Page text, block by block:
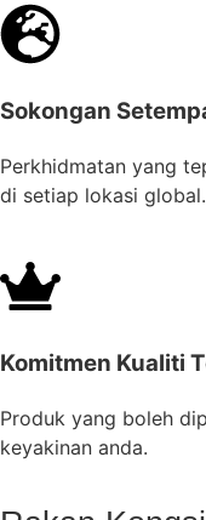
Sokongan
Perkhidmatan yang
di setiap lokasi global.
Komitmen Kualiti
Produk yang boleh
keyakinan anda.